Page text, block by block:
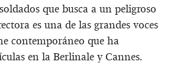
que busca a un peligroso
es una de las grandes voces
contemporáneo que ha
en la Berlinale y Cannes.